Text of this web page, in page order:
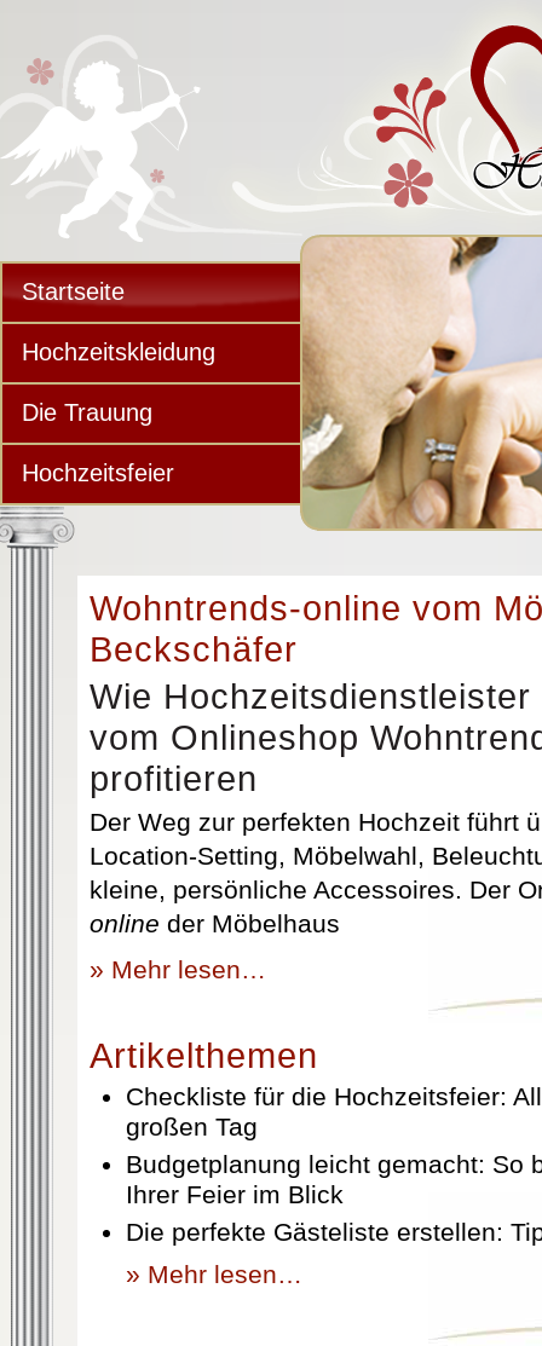
Startseite
Hochzeitskleidung
Die Trauung
Hochzeitsfeier
Wohntrends-online vom
Beckschäfer
Wie
vom Onlineshop
profitieren
Der Weg zur perfekten Hochzeit führt
Location-Setting, Möbelwahl,
kleine, persönliche Accessoires. Der
online der Möbelhaus
» Mehr lesen…
Artikelthemen
Checkliste für die Hochzeitsfeier:
großen Tag
Budgetplanung leicht gemacht: So
Ihrer Feier im Blick
Die perfekte Gästeliste erstellen:
» Mehr lesen…